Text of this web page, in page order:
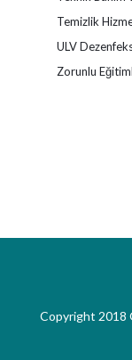
Temizlik
ULV
Zorunlu
Copyright 2018